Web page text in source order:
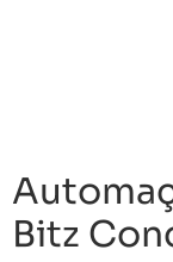
Bitz